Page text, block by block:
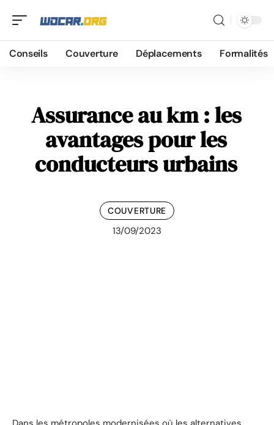
Conseils Couverture Déplacements Formalités
Assurance au km : les
avantages pour les
conducteurs urbains
COUVERTURE
13/09/2023